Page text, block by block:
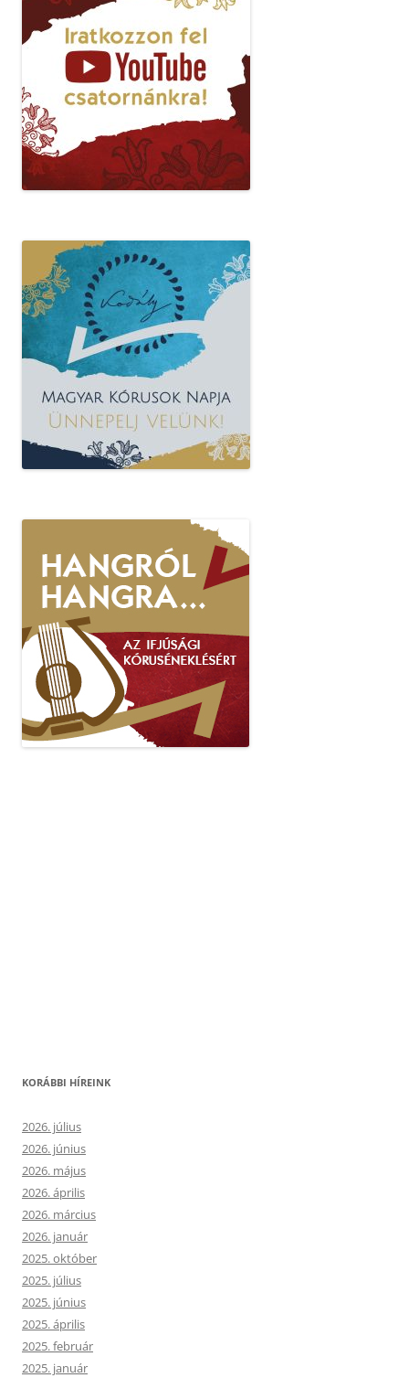
KORÁBBI HÍREINK
2026. július
2026. június
2026. május
2026. április
2026. március
2026. január
2025. október
2025. július
2025. június
2025. április
2025. február
2025. január